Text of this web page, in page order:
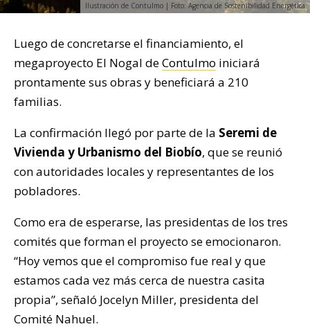
Ilustración de Contulmo | Foto: Agencia de Sostenibilidad Energética
Luego de concretarse el financiamiento, el
megaproyecto El Nogal deContulmo iniciará
prontamente sus obras y beneficiará a 210
familias.
La confirmación llegó por parte de la Seremi de
Vivienda y Urbanismo del Biobío, que se reunió
con autoridades locales y representantes de los
pobladores.
Como era de esperarse, las presidentas de los tres
comités que forman el proyecto se emocionaron.
“Hoy vemos que el compromiso fue real y que
estamos cada vez más cerca de nuestra casita
propia”, señaló Jocelyn Miller, presidenta del
Comité Nahuel.